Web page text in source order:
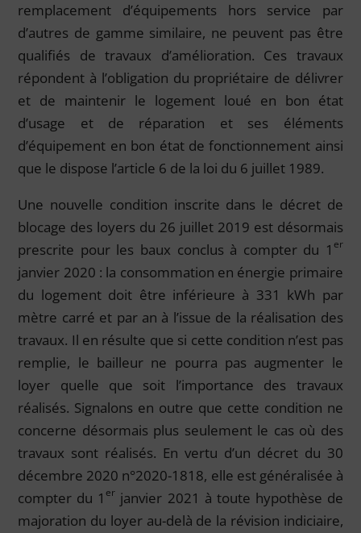
remplacement d’équipements hors service par
d’autres de gamme similaire, ne peuvent pas être
qualifiés de travaux d’amélioration. Ces travaux
répondent à l’obligation du propriétaire de délivrer
et de maintenir le logement loué en bon état
d’usage et de réparation et ses éléments
d’équipement en bon état de fonctionnement ainsi
que le dispose l’article 6 de la loi du 6 juillet 1989.
Une nouvelle condition inscrite dans le décret de
blocage des loyers du 26 juillet 2019 est désormais
prescrite pour les baux conclus à compter du 1 er
janvier 2020 : la consommation en énergie primaire
du logement doit être inférieure à 331 kWh par
mètre carré et par an à l’issue de la réalisation des
travaux. Il en résulte que si cette condition n’est pas
remplie, le bailleur ne pourra pas augmenter le
loyer quelle que soit l’importance des travaux
réalisés. Signalons en outre que cette condition ne
concerne désormais plus seulement le cas où des
travaux sont réalisés. En vertu d’un décret du 30
décembre 2020 n°2020-1818, elle est généralisée à
compter du 1 er janvier 2021 à toute hypothèse de
majoration du loyer au-delà de la révision indiciaire,